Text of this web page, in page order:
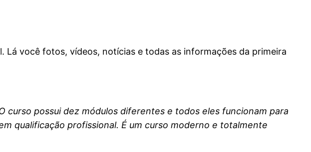
Lá você fotos, vídeos, notícias e todas as informações da primeira
curso possui dez módulos diferentes e todos eles funcionam para
qualificação profissional. É um curso moderno e totalmente